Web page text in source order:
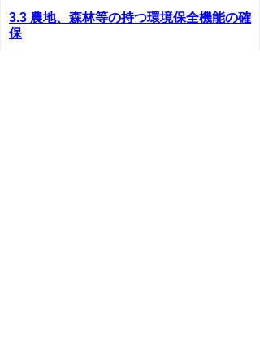
3.3 農地、森林等の持つ環境保全機能の確
保